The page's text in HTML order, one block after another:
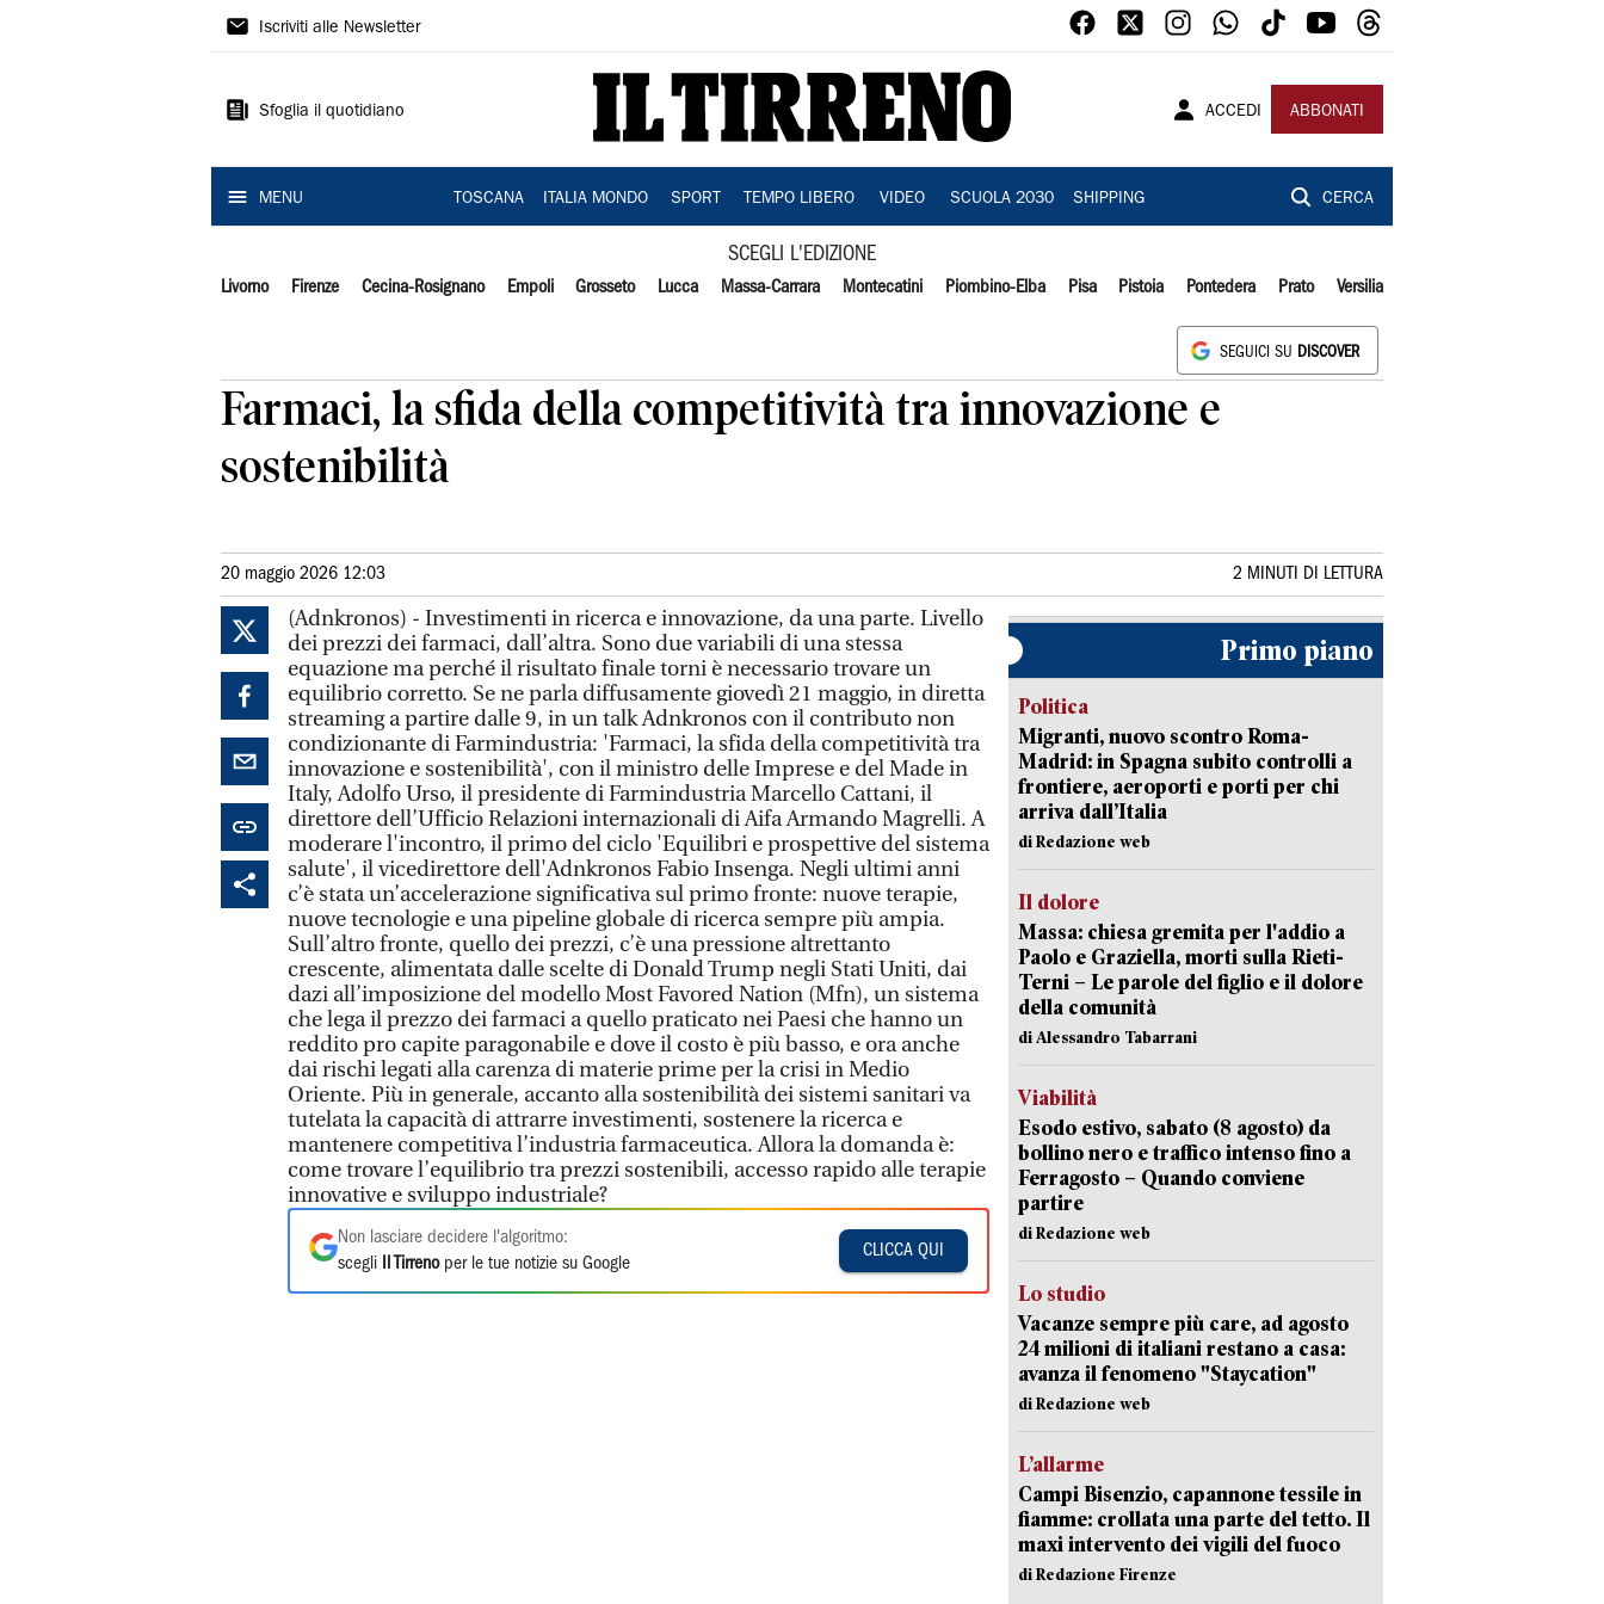
Il
Iscriviti alle Newsletter
Sfoglia il quotidiano ACCEDI ABBONATI
MENU TOSCANA ITALIA MONDO SPORT TEMPO LIBERO VIDEO SCUOLA 2030 SHIPPING CERCA
SCEGLI L'EDIZIONE
Livorno Firenze Cecina-Rosignano Empoli Grosseto Lucca Massa-Carrara Montecatini Piombino-Elba Pisa Pistoia Pontedera Prato Versilia
SEGUICI SU DISCOVER
Farmaci, la sfida della competitività tra innovazione e
sostenibilità
20 maggio 2026 12:03 2 MINUTI DI LETTURA
(Adnkronos) - Investimenti in ricerca e innovazione, da una parte. Livello
dei prezzi dei farmaci, dall’altra. Sono due variabili di una stessa
equazione ma perché il risultato finale torni è necessario trovare un
equilibrio corretto. Se ne parla diffusamente giovedì 21 maggio, in diretta
streaming a partire dalle 9, in un talk Adnkronos con il contributo non
condizionante di Farmindustria: 'Farmaci, la sfida della competitività tra
innovazione e sostenibilità', con il ministro delle Imprese e del Made in
Italy, Adolfo Urso, il presidente di Farmindustria Marcello Cattani, il
direttore dell’Ufficio Relazioni internazionali di Aifa Armando Magrelli. A
moderare l'incontro, il primo del ciclo 'Equilibri e prospettive del sistema
salute', il vicedirettore dell'Adnkronos Fabio Insenga. Negli ultimi anni
c’è stata un’accelerazione significativa sul primo fronte: nuove terapie,
nuove tecnologie e una pipeline globale di ricerca sempre più ampia.
Sull’altro fronte, quello dei prezzi, c’è una pressione altrettanto
crescente, alimentata dalle scelte di Donald Trump negli Stati Uniti, dai
dazi all’imposizione del modello Most Favored Nation (Mfn), un sistema
che lega il prezzo dei farmaci a quello praticato nei Paesi che hanno un
reddito pro capite paragonabile e dove il costo è più basso, e ora anche
dai rischi legati alla carenza di materie prime per la crisi in Medio
Oriente. Più in generale, accanto alla sostenibilità dei sistemi sanitari va
tutelata la capacità di attrarre investimenti, sostenere la ricerca e
mantenere competitiva l’industria farmaceutica. Allora la domanda è:
come trovare l’equilibrio tra prezzi sostenibili, accesso rapido alle terapie
innovative e sviluppo industriale?
Non lasciare decidere l'algoritmo:
scegli
Il Tirrenoper le tue notizie su Google
CLICCA QUI
Primo piano
Politica
Migranti, nuovo scontro Roma-
Madrid: in Spagna subito controlli a
frontiere, aeroporti e porti per chi
arriva dall’Italia
di Redazione web
Il dolore
Massa: chiesa gremita per l'addio a
Paolo e Graziella, morti sulla Rieti-
Terni – Le parole del figlio e il dolore
della comunità
di Alessandro Tabarrani
Viabilità
Esodo estivo, sabato (8 agosto) da
bollino nero e traffico intenso fino a
Ferragosto – Quando conviene
partire
di Redazione web
Lo studio
Vacanze sempre più care, ad agosto
24 milioni di italiani restano a casa:
avanza il fenomeno "Staycation"
di Redazione web
L’allarme
Campi Bisenzio, capannone tessile in
fiamme: crollata una parte del tetto. Il
maxi intervento dei vigili del fuoco
di Redazione Firenze